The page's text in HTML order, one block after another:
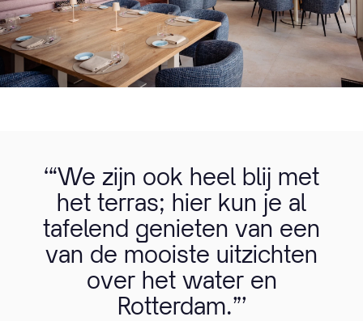
‘“We zijn ook heel blij met
het terras; hier kun je al
tafelend genieten van een
van de mooiste uitzichten
over het water en
Rotterdam.”’